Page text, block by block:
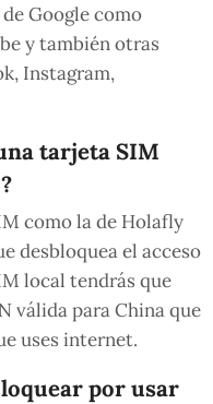
Google como
y también otras
Instagram,
tarjeta SIM
como la de Holafly
desbloquea el acceso
local tendrás que
válida para China que
uses internet.
por usar